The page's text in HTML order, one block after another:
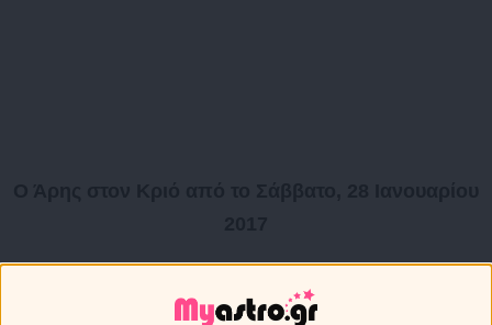
Το διάστημα που θα διανύσουμε οι ενέργειες αλλάζουν,
καθώς και ο τρόπος με τον οποίο κινούμαστε ή δρούμε
απέναντι στις εξελίξεις και τα γεγονότα της